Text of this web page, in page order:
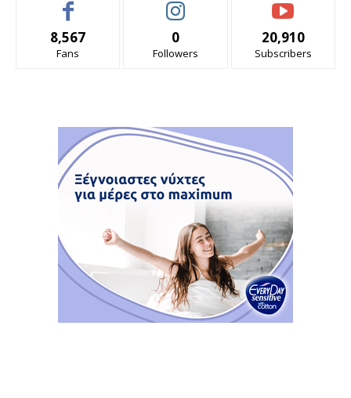
8,567
Fans
0
Followers
20,910
Subscribers